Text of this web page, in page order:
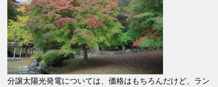
分譲太陽光発電については、価格はもちろんだけど、ラン